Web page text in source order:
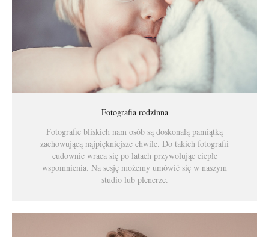
Fotografia rodzinna
Fotografie bliskich nam osób są doskonałą pamiątką
zachowującą najpiękniejsze chwile. Do takich fotografii
cudownie wraca się po latach przywołując ciepłe
wspomnienia. Na sesję możemy umówić się w naszym
studio lub plenerze.